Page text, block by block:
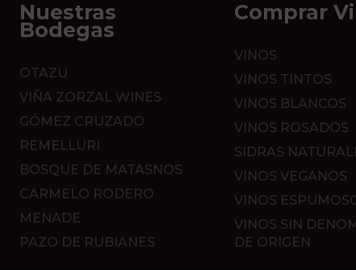
Nuestras
Bodegas
OTAZU
VIÑA ZORZAL WINES
GÓMEZ CRUZADO
REMELLURI
BOSQUE DE MATASNOS
CARMELO RODERO
MENADE
PAZO DE RUBIANES
Comprar
VINOS
VINOS TINTOS
VINOS BLANCOS
VINOS ROSADOS
SIDRAS
VINOS VEGANOS
VINOS
VINOS SIN
DE ORIGEN